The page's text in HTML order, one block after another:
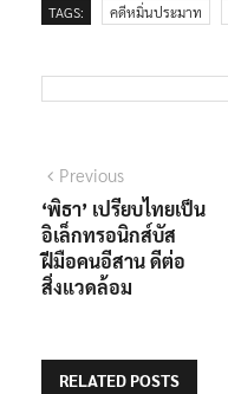
TAGS: คดีหมิ่นประมาท
แนะแนว
เรื่อง
PreviousPrevious
post:
‘พิธา’ เปรียบไทยเป็น
อิเล็กทรอนิกส์บัส
ฝีมือคนอีสาน ดีต่อ
สิ่งแวดล้อม
RELATED POSTS